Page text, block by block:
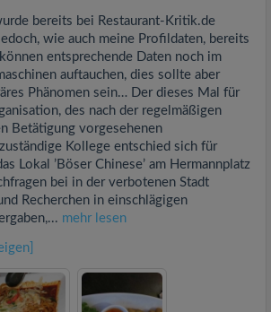
bereits bei Restaurant-Kritik.de
wie auch meine Profildaten, bereits
entsprechende Daten noch im
auftauchen, dies sollte aber
Phänomen sein… Der dieses Mal für
des nach der regelmäßigen
Betätigung vorgesehenen
Kollege entschied sich für
Lokal ’Böser Chinese’ am Hermannplatz
bei in der verbotenen Stadt
Recherchen in einschlägigen
mehr lesen